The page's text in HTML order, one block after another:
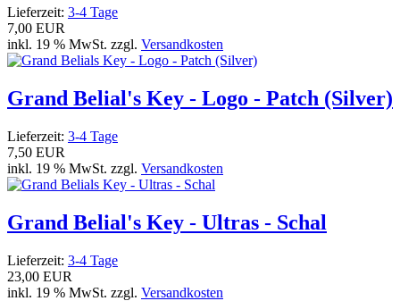
Lieferzeit: 3-4 Tage
7,00 EUR
inkl. 19 % MwSt. zzgl. Versandkosten
Grand Belial's Key - Logo - Patch (Silver)
Lieferzeit: 3-4 Tage
7,50 EUR
inkl. 19 % MwSt. zzgl. Versandkosten
Grand Belial's Key - Ultras - Schal
Lieferzeit: 3-4 Tage
23,00 EUR
inkl. 19 % MwSt. zzgl. Versandkosten